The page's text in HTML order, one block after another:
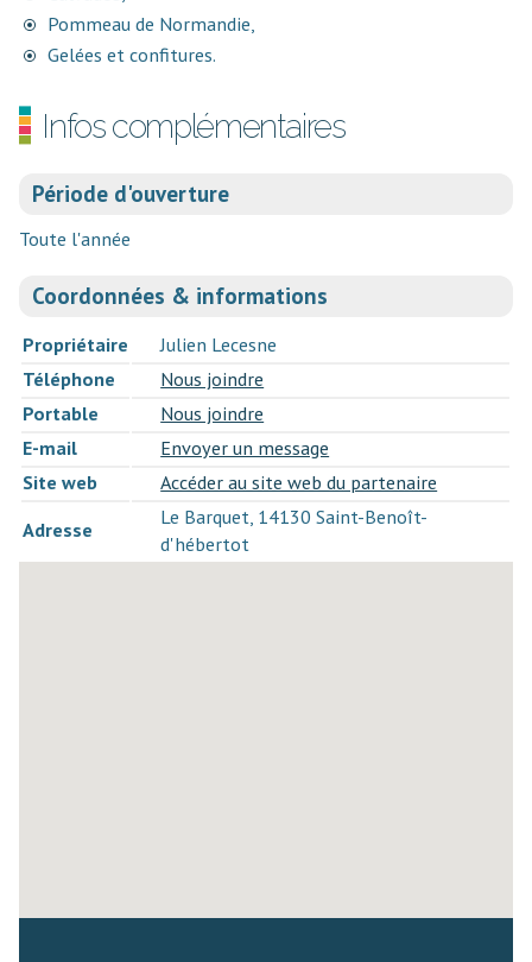
Pommeau de Normandie,
Gelées et confitures.
Infos complémentaires
Période d'ouverture
Toute l'année
Coordonnées & informations
Propriétaire
Julien Lecesne
Téléphone
Nous joindre
Portable
Nous joindre
E-mail
Envoyer un message
Site web
Accéder au site web du partenaire
Adresse
Le Barquet, 14130 Saint-Benoît-
d'hébertot